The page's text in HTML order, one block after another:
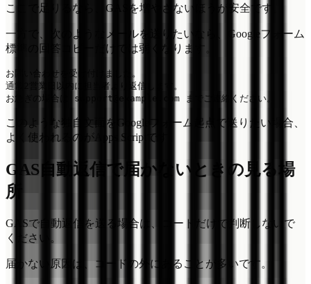
ここで足りるなら、GASを増やさないほうが安全です。
一方で、次のようなメールを送りたいなら、Googleフォーム
標準の回答コピーだけでは弱くなります。
お問い合わせを受け付けました。
通常2営業日以内に担当者より返信します。
このような独自文面をGoogleフォーム起点で送りたい場合、
よく使われるのがApps Scriptです。
GAS自動返信で届かないときの見る場
所
GASで自動返信を送る場合は、コードだけで判断しないで
ください。
届かない原因は、コードの外にあることが多いです。